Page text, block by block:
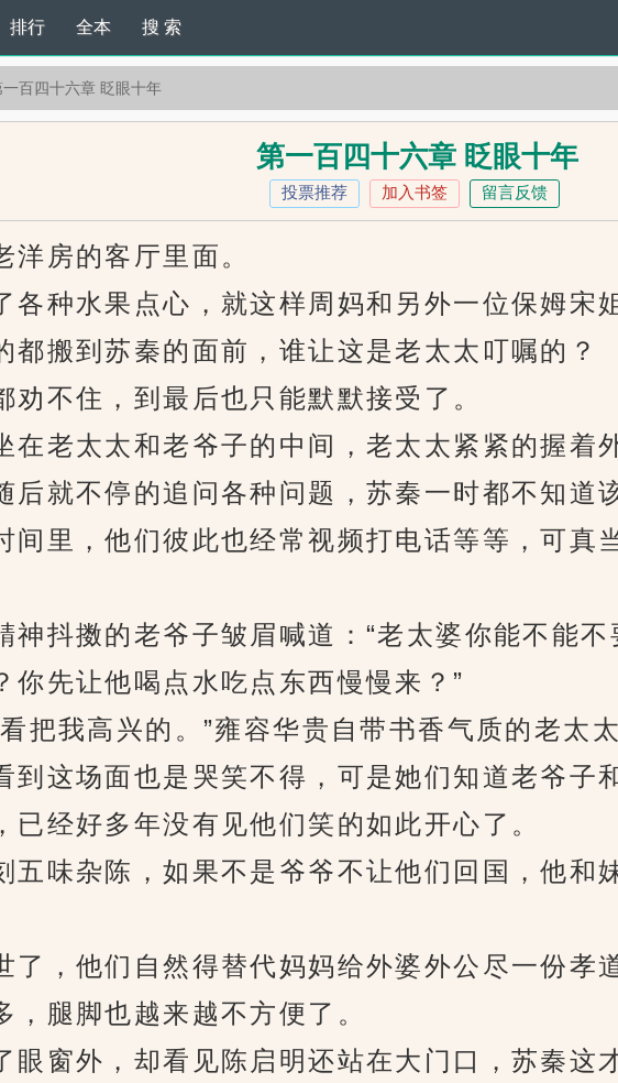
排行 全本 搜 索
一百四十六章 眨眼十年
第一百四十六章 眨眼十年
投票推荐 加入书签 留言反馈
房的客厅里面。
种水果点心，就这样周妈和另外一位保姆宋
都搬到苏秦的面前，谁让这是老太太叮嘱的？
不住，到最后也只能默默接受了。
老太太和老爷子的中间，老太太紧紧的握着
后就不停的追问各种问题，苏秦一时都不知道
里，他们彼此也经常视频打电话等等，可真
擞的老爷子皱眉喊道：“老太婆你能不能不
你先让他喝点水吃点东西慢慢来？”
我高兴的。”雍容华贵自带书香气质的老太太
这场面也是哭笑不得，可是她们知道老爷子
已经好多年没有见他们笑的如此开心了。
味杂陈，如果不是爷爷不让他们回国，他和
，他们自然得替代妈妈给外婆外公尽一份孝
，腿脚也越来越不方便了。
窗外，却看见陈启明还站在大门口，苏秦这